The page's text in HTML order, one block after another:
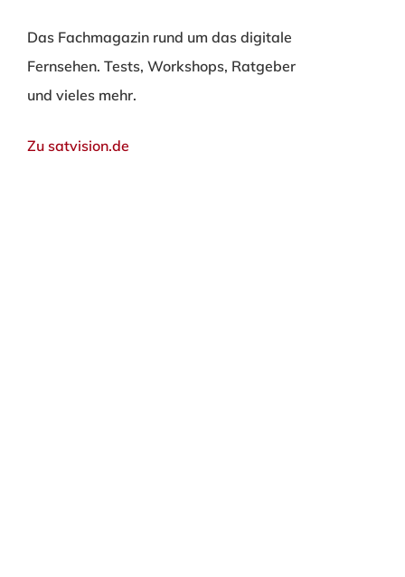
Das Fachmagazin rund um das digitale
Fernsehen. Tests, Workshops, Ratgeber
und vieles mehr.
Zu satvision.de